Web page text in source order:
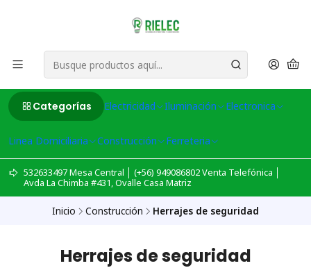
Categorías Electricidad Iluminación Electronica
Linea Domiciliaria Construcción Ferreteria
532633497 Mesa Central │ (+56) 949086802 Venta Telefónica │
Avda La Chimba #431, Ovalle Casa Matriz
Inicio Construcción Herrajes de seguridad
Herrajes de seguridad